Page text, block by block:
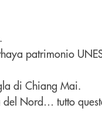
patrimonio
di Chiang Mai.
Nord… tutto